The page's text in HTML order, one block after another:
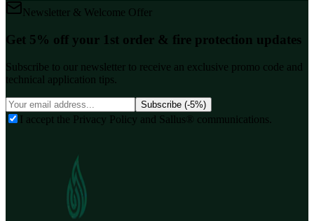
Newsletter & Welcome Offer
Get 5% off your 1st order & fire protection updates
Subscribe to our newsletter to receive an exclusive promo code and
technical application tips.
Subscribe (-5%)
I accept the Privacy Policy and Sallus® communications.